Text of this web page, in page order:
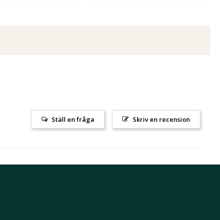
Skriv en recension
Ställ en fråga